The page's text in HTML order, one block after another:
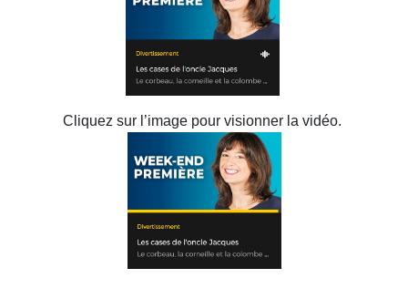
Cliquez sur l’image pour visionner la vidéo.